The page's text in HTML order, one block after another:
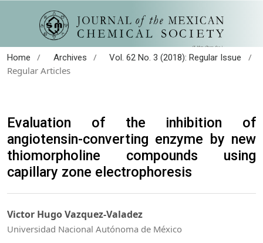
Home / Archives / Vol. 62 No. 3 (2018): Regular Issue
/
Regular Articles
Evaluation of the inhibition of
angiotensin-converting enzyme by new
thiomorpholine compounds using
capillary zone electrophoresis
Victor Hugo Vazquez-Valadez
Universidad Nacional Autónoma de México